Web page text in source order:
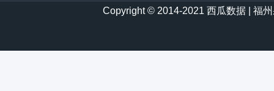
Copyright © 2014-2021 西瓜数据 | 福